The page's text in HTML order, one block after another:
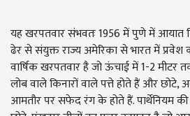
यह खरपतवार संभवतः 1956 में पुणे में आयात
ढेर से संयुक्त राज्य अमेरिका से भारत में प्रवेश
वार्षिक खरपतवार है जो ऊंचाई में 1-2
लोब वाले किनारों वाले पत्ते होते हैं और
आमतौर पर सफेद रंग के होते हैं. पार्थेनियम